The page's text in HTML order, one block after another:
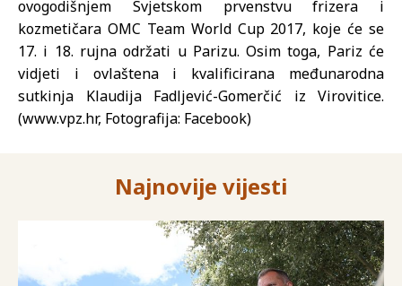
ovogodišnjem Svjetskom prvenstvu frizera i
kozmetičara OMC Team World Cup 2017, koje će se
17. i 18. rujna održati u Parizu. Osim toga, Pariz će
vidjeti i ovlaštena i kvalificirana međunarodna
sutkinja Klaudija Fadljević-Gomerčić iz Virovitice.
(www.vpz.hr, Fotografija: Facebook)
Najnovije vijesti